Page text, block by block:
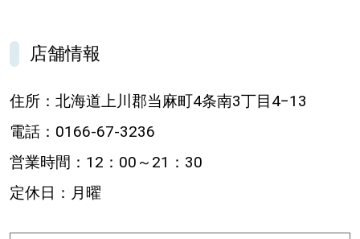
店舗情報
住所：北海道上川郡当麻町4条南3丁目4−13
電話：0166-67-3236
営業時間：12：00～21：30
定休日：月曜